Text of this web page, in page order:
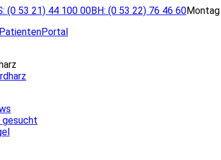
(0 53 21) 44 100 00BH: (0 53 22) 76 46 60Montag
gesucht